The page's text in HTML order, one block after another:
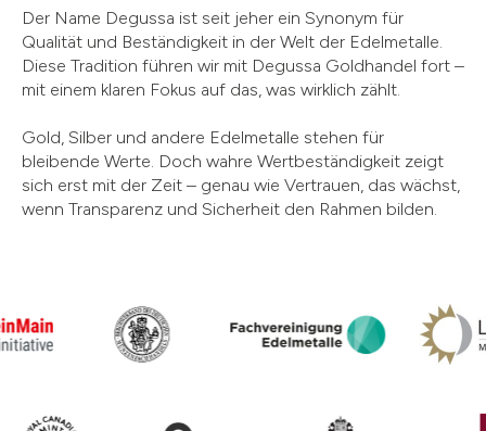
Der Name Degussa ist seit jeher ein Synonym für
Qualität und Beständigkeit in der Welt der Edelmetalle.
Diese Tradition führen wir mit Degussa Goldhandel fort –
mit einem klaren Fokus auf das, was wirklich zählt.
Gold, Silber und andere Edelmetalle stehen für
bleibende Werte. Doch wahre Wertbeständigkeit zeigt
sich erst mit der Zeit – genau wie Vertrauen, das wächst,
wenn Transparenz und Sicherheit den Rahmen bilden.